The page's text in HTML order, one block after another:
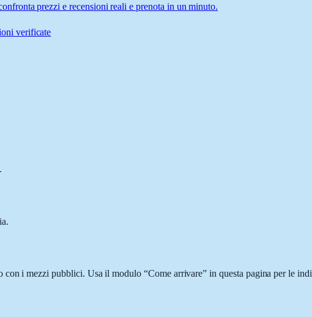
prezzi e recensioni reali e prenota in un minuto.
verificate
i mezzi pubblici. Usa il modulo “Come arrivare” in questa pagina per le